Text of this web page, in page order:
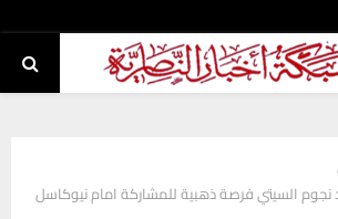
نجوم السيتي فرصة ذهبية للمشاركة امام نيوكاسل